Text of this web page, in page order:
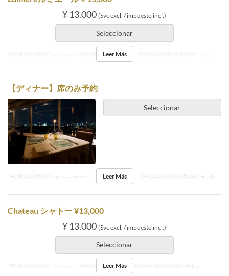
¥ 13.000 (Svc excl. / impuesto incl.)
Seleccionar
Fechas validas 14 may ~ Comidas Almuerzo Categoría de Asiento Table
Leer Más
【ディナー】席のみ予約
Seleccionar
Fechas validas 19 may 2023 ~ Comidas Cena Categoría de Asiento Table
Leer Más
Chateau シャトー ¥13,000
¥ 13.000 (Svc excl. / impuesto incl.)
Seleccionar
Fechas validas 14 may ~ Comidas Cena Categoría de Asiento Table
Leer Más